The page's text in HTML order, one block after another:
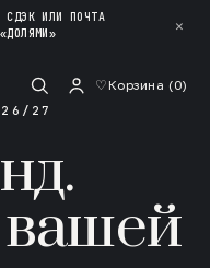
ИЛИ ПОЧТА
✕
♡Корзина (0)
27